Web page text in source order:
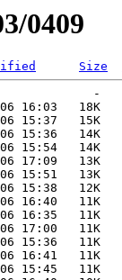
0409
Size
-
06 16:03   18K
06 15:37   15K
15:36   14K
06 15:54   14K
06 17:09   13K
06 15:51   13K
06 15:38   12K
06 16:40   11K
06 16:35   11K
17:00   11K
06 15:36   11K
16:41   11K
06 15:45   11K